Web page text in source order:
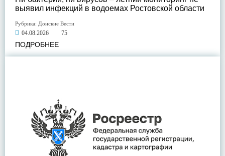
выявил инфекций в водоемах Ростовской области
Рубрика: Донские Вести
04.08.2026 75
ПОДРОБНЕЕ